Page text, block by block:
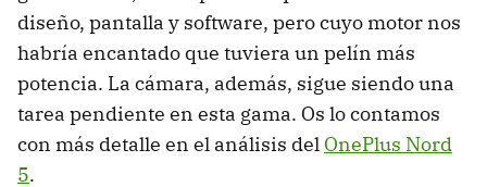
diseño, pantalla y software, pero cuyo motor nos
habría encantado que tuviera un pelín más
potencia. La cámara, además, sigue siendo una
tarea pendiente en esta gama. Os lo contamos
con más detalle en el análisis del OnePlus Nord
5.